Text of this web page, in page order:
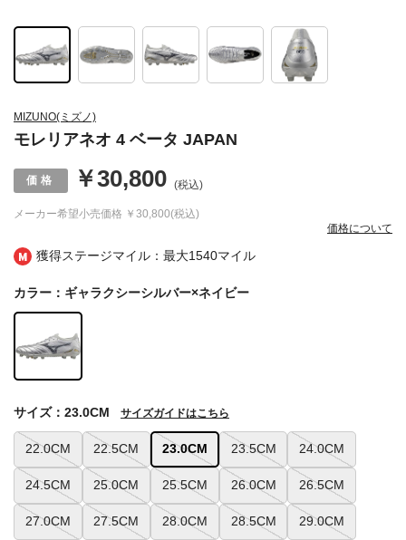
獲得ステージマイル：最大1540マイル
MIZUNO(ミズノ)
モレリアネオ 4 ベータ JAPAN
メーカー希望小売価格 ￥30,800(税込)
￥30,800 (税込)
価格について
カラー：ギャラクシーシルバー×ネイビー
22.0CM 22.5CM 23.0CM 23.5CM 24.0CM
24.5CM 25.0CM 25.5CM 26.0CM 26.5CM
27.0CM 27.5CM 28.0CM 28.5CM 29.0CM
サイズ：23.0CM サイズガイドはこちら